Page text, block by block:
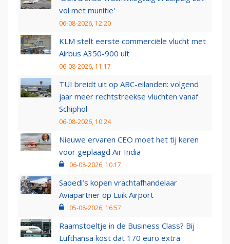
vol met munitie'
06-08-2026, 12:20
KLM stelt eerste commerciële vlucht met
Airbus A350-900 uit
06-08-2026, 11:17
TUI breidt uit op ABC-eilanden: volgend
jaar meer rechtstreekse vluchten vanaf
Schiphol
06-08-2026, 10:24
Nieuwe ervaren CEO moet het tij keren
voor geplaagd Air India
06-08-2026, 10:17
Saoedi’s kopen vrachtafhandelaar
Aviapartner op Luik Airport
05-08-2026, 16:57
Raamstoeltje in de Business Class? Bij
Lufthansa kost dat 170 euro extra